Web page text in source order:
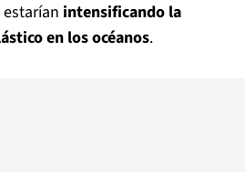
intensificando la
en los océanos.